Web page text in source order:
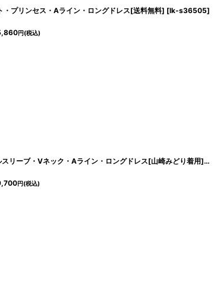
lk-s36103]
プリンセス・Aライン・ロングドレス[送料無料] [lk-s36505]
円(税込)
] [ERUKEI]シンプル・ジャガード・ハイウエスト・フリルスリーブ・Vネック・Aライン・ロングドレス[山崎みどり着用]《送料＆代引き手数料無料》myall
円(税込)